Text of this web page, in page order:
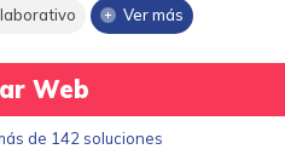
Ver más
Web
de 142 soluciones